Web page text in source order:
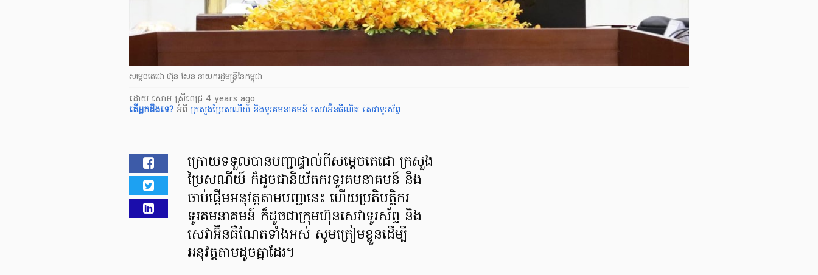
សម្តេចតេជោ ហ៊ុន សែន នាយករដ្ឋមន្ត្រីនៃកម្ពុជា
ដោយ សោម ស្រីពេជ្រ 4 years ago
តើ​អ្នក​ដឹងទេ? អំពី ក្រសួងប្រៃសណីយ៍ និងទូរគមនាគមន៍ សេវាអ៊ីនធឺណិត សេវាទូរស័ព្ទ
ក្រោយទទួលបានបញ្ជាផ្ទាល់ពីសម្តេចតេជោ ក្រសួង
ប្រៃសណីយ៍ ក៏ដូចជានិយ័តករទូរគមនាគមន៍ នឹង
ចាប់ផ្ដើមអនុវត្តតាមបញ្ជានេះ ហើយប្រតិបត្តិករ
ទូរគមនាគមន៍ ក៏ដូចជាក្រុមហ៊ុនសេវាទូរស័ព្ទ និង
សេវាអ៊ីនធឺណែតទាំងអស់ សូមត្រៀមខ្លួនដើម្បី
អនុវត្តតាមដូចគ្នាដែរ។